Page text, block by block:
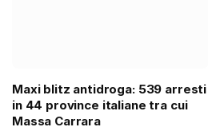
Maxi blitz antidroga: 539 arresti
in 44 province italiane tra cui
Massa Carrara